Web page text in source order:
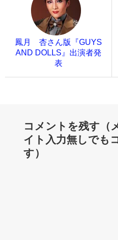
鳳月 杏さん版『GUYS
AND DOLLS』出演者発
表
コメントを残す（
イト入力無しでも
す）